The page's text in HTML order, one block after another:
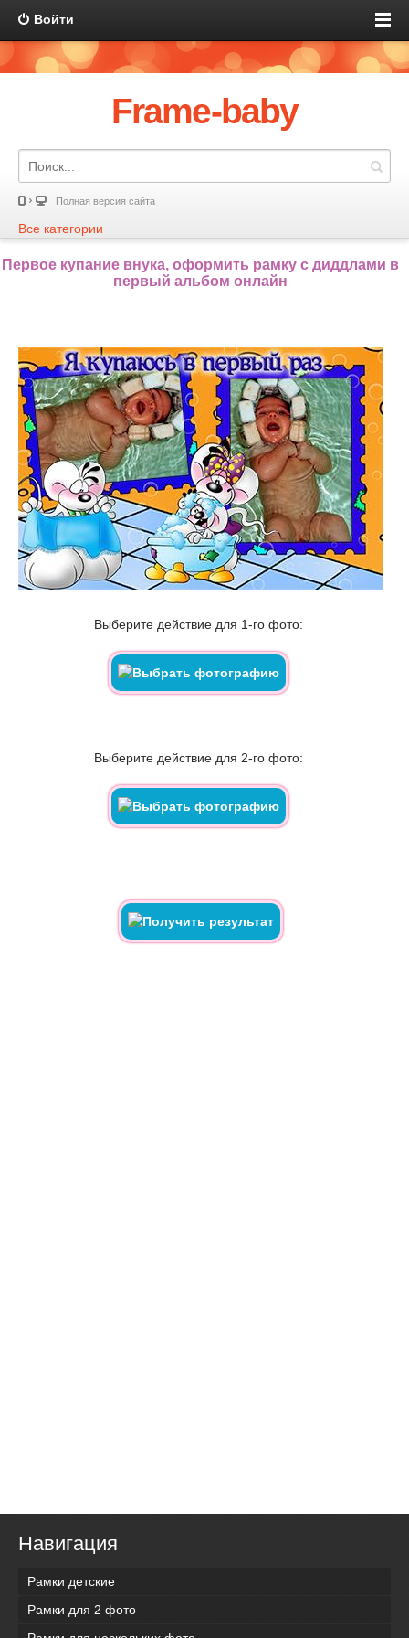
Войти
Frame-baby
Полная версия сайта
Все категории
Первое купание внука, оформить рамку с диддлами в
первый альбом онлайн
Выберите действие для 1-го фото:
Выберите действие для 2-го фото:
Навигация
Рамки детские
Рамки для 2 фото